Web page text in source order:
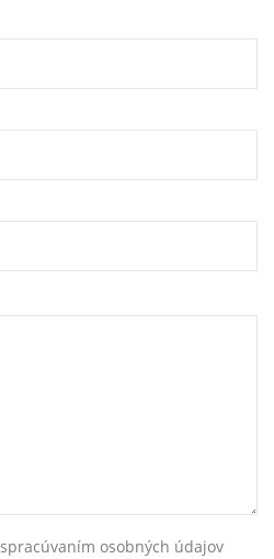
spracúvaním osobných údajov